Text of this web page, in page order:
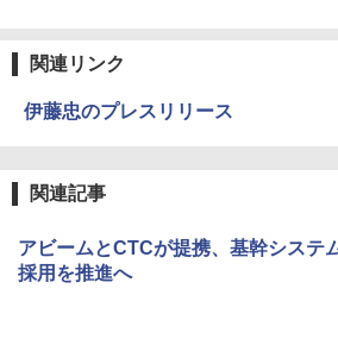
関連リンク
伊藤忠のプレスリリース
関連記事
アビームとCTCが提携、基幹システ
採用を推進へ